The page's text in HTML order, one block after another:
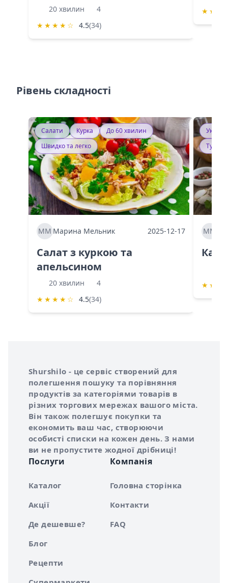
20 хвилин
4
★ ★ ★ ★ ☆ 4.5(34)
★ ★
Рівень складності
Салати Курка
До 60 хвилин
Швидко та легко
ММ Марина Мельник 2025-12-17
Салат з куркою та
апельсином
20 хвилин
4
★ ★ ★ ★ ☆ 4.5(34)
ММ
★ ★
Про сервіс Shurshilo
Shurshilo - це сервіс створений для
полегшення пошуку та порівняння
продуктів за категоріями товарів в
різних торгових мережах вашого міста.
Він також полегшує покупки та
економить ваш час, створюючи
особисті списки на кожен день. З нами
ви не пропустите жодної дрібниці!
Послуги
Каталог
Акції
Де дешевше?
Блог
Рецепти
Компанія
Головна сторінка
Контакти
FAQ